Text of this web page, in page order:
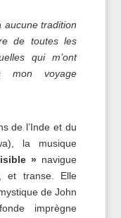
aucune tradition
de toutes les
qui m’ont
mon voyage
de l’Inde et du
la musique
» navigue
et transe. Elle
de John
imprègne